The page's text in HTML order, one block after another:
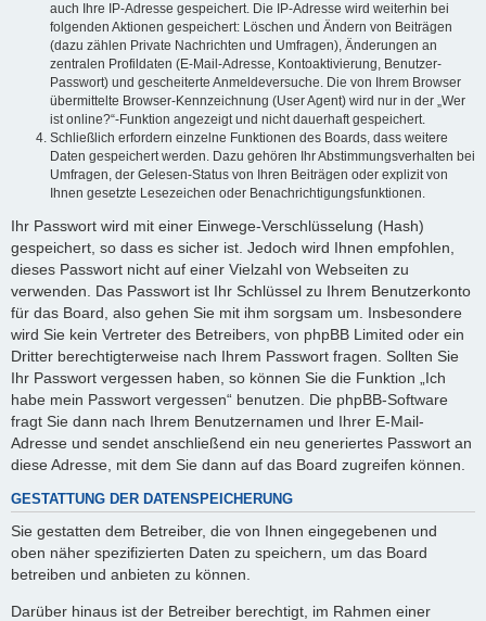
auch Ihre IP-Adresse gespeichert. Die IP-Adresse wird weiterhin bei
folgenden Aktionen gespeichert: Löschen und Ändern von Beiträgen
(dazu zählen Private Nachrichten und Umfragen), Änderungen an
zentralen Profildaten (E-Mail-Adresse, Kontoaktivierung, Benutzer-
Passwort) und gescheiterte Anmeldeversuche. Die von Ihrem Browser
übermittelte Browser-Kennzeichnung (User Agent) wird nur in der „Wer
ist online?“-Funktion angezeigt und nicht dauerhaft gespeichert.
Schließlich erfordern einzelne Funktionen des Boards, dass weitere
Daten gespeichert werden. Dazu gehören Ihr Abstimmungsverhalten bei
Umfragen, der Gelesen-Status von Ihren Beiträgen oder explizit von
Ihnen gesetzte Lesezeichen oder Benachrichtigungsfunktionen.
Ihr Passwort wird mit einer Einwege-Verschlüsselung (Hash)
gespeichert, so dass es sicher ist. Jedoch wird Ihnen empfohlen,
dieses Passwort nicht auf einer Vielzahl von Webseiten zu
verwenden. Das Passwort ist Ihr Schlüssel zu Ihrem Benutzerkonto
für das Board, also gehen Sie mit ihm sorgsam um. Insbesondere
wird Sie kein Vertreter des Betreibers, von phpBB Limited oder ein
Dritter berechtigterweise nach Ihrem Passwort fragen. Sollten Sie
Ihr Passwort vergessen haben, so können Sie die Funktion „Ich
habe mein Passwort vergessen“ benutzen. Die phpBB-Software
fragt Sie dann nach Ihrem Benutzernamen und Ihrer E-Mail-
Adresse und sendet anschließend ein neu generiertes Passwort an
diese Adresse, mit dem Sie dann auf das Board zugreifen können.
GESTATTUNG DER DATENSPEICHERUNG
Sie gestatten dem Betreiber, die von Ihnen eingegebenen und
oben näher spezifizierten Daten zu speichern, um das Board
betreiben und anbieten zu können.
Darüber hinaus ist der Betreiber berechtigt, im Rahmen einer